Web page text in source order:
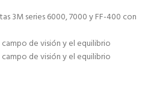
3M series 6000, 7000 y FF-400 con
de visión y el equilibrio
de visión y el equilibrio